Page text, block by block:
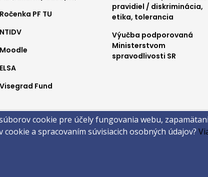
Ročenka PF TU
NTIDV
Moodle
ELSA
Visegrad Fund
pravidiel / diskriminácia,
etika, tolerancia
Výučba podporovaná
Ministerstvom
spravodlivosti SR
Vyhlásenie o prístupnosti Cookies
cookie pre účely fungovania webu,
a spracovaním súvisiacich osobných údajov?